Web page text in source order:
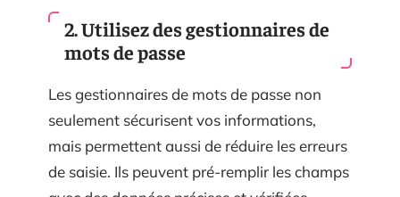
2. Utilisez des gestionnaires de
mots de passe
Les gestionnaires de mots de passe non
seulement sécurisent vos informations,
mais permettent aussi de réduire les erreurs
de saisie. Ils peuvent pré-remplir les champs